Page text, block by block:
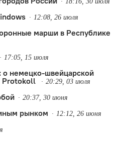
12:08, 26 июля
марши в Республике
17:05, 15 июля
о немецко-швейцарской
Protokoll
20:29, 03 июля
20:37, 30 июня
рынком 12:12, 26 июня